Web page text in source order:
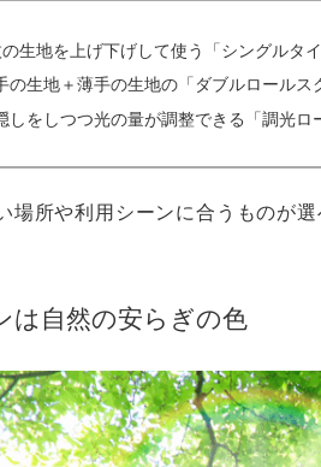
生地を上げ下げして使う「シングルタイ
の生地＋薄手の生地の「ダブルロールス
しをしつつ光の量が調整できる「調光ロ
場所や利用シーンに合うものが選
は自然の安らぎの色